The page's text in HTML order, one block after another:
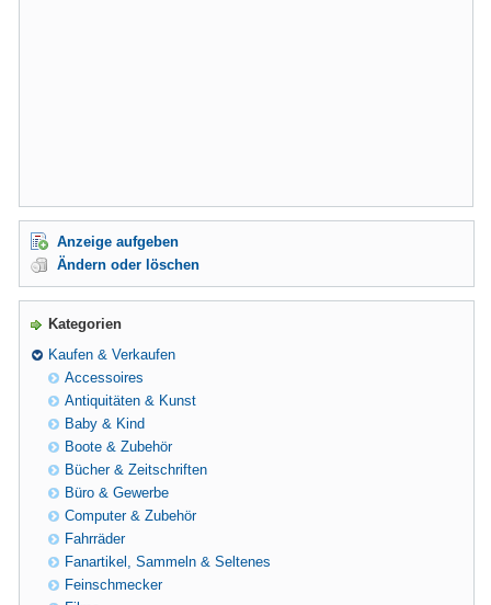
Anzeige aufgeben
Ändern oder löschen
Kategorien
Kaufen & Verkaufen
Accessoires
Antiquitäten & Kunst
Baby & Kind
Boote & Zubehör
Bücher & Zeitschriften
Büro & Gewerbe
Computer & Zubehör
Fahrräder
Fanartikel, Sammeln & Seltenes
Feinschmecker